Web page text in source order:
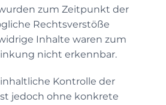
zum Zeitpunkt der
Rechtsverstöße
Inhalte waren zum
nicht erkennbar.
Kontrolle der
jedoch ohne konkrete